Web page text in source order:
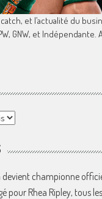
et l’actualité du
GNW, et
devient championne
pour Rhea Ripley, tous